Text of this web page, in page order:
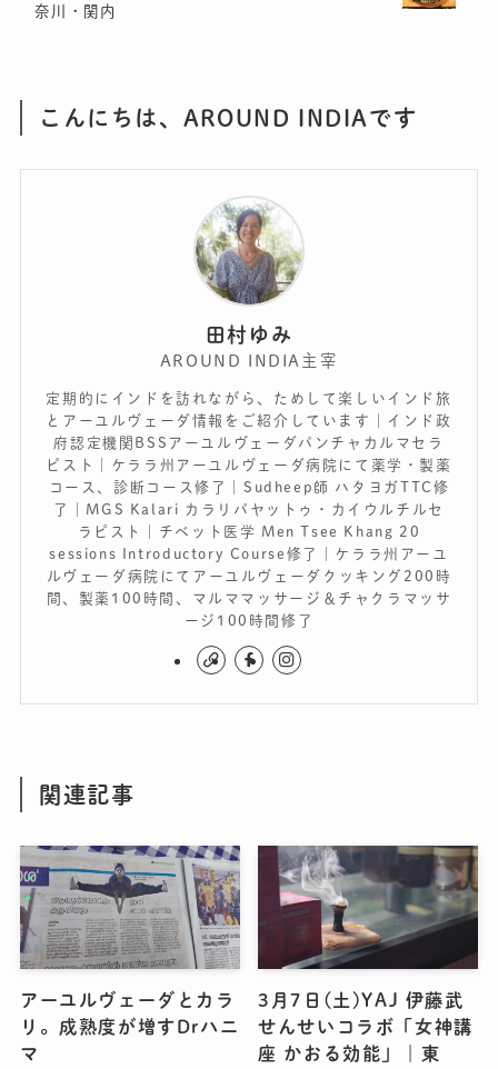
奈川・関内
こんにちは、AROUND INDIAです
田村ゆみ
AROUND INDIA主宰
定期的にインドを訪れながら、ためして楽しいインド旅
とアーユルヴェーダ情報をご紹介しています｜インド政
府認定機関BSSアーユルヴェーダパンチャカルマセラ
ピスト｜ケララ州アーユルヴェーダ病院にて薬学・製薬
コース、診断コース修了｜Sudheep師 ハタヨガTTC修
了｜MGS Kalari カラリパヤットゥ・カイウルチルセ
ラピスト｜チベット医学 Men Tsee Khang 20
sessions Introductory Course修了｜ケララ州アーユ
ルヴェーダ病院にてアーユルヴェーダクッキング200時
間、製薬100時間、マルママッサージ＆チャクラマッサ
ージ100時間修了
関連記事
アーユルヴェーダとカラ
リ。成熟度が増すDrハニ
マ
3月7日(土)YAJ 伊藤武
せんせいコラボ「女神講
座 かおる効能」｜東